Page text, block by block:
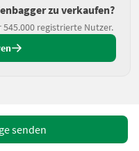
zu verkaufen?
registrierte Nutzer.
senden